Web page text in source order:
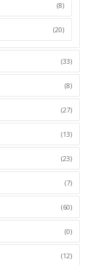
(8)
(20)
(33)
(8)
(27)
(13)
(23)
(7)
(60)
(0)
(12)